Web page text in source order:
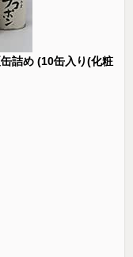
詰め (10缶入り(化粧